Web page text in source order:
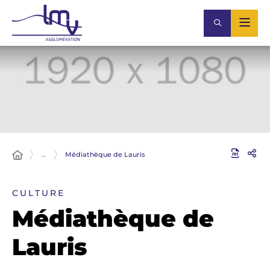
… Médiathèque de Lauris
CULTURE
Médiathèque de
Lauris